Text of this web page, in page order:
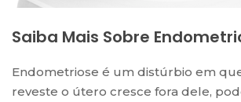
Saiba Mais Sobre
Endometriose é um distúrbio em
reveste o útero cresce fora dele,